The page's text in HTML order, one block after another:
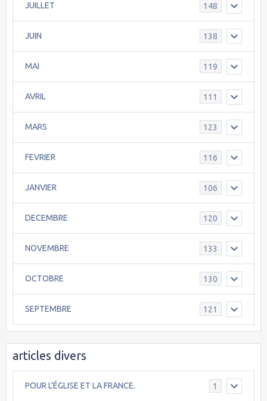
JUILLET 148
JUIN 138
MAI 119
AVRIL 111
MARS 123
FEVRIER 116
JANVIER 106
DECEMBRE 120
NOVEMBRE 133
OCTOBRE 130
SEPTEMBRE 121
articles divers
POUR L’ÉGLISE ET LA FRANCE. 1